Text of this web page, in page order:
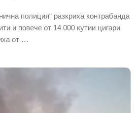
полиция“ разкриха контрабанда
и повече от 14 000 кутии цигари
от …